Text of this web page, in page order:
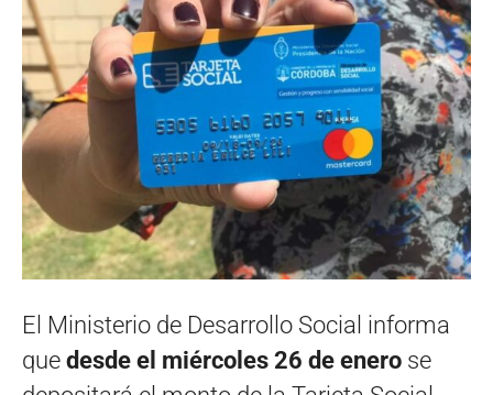
El Ministerio de Desarrollo Social informa
que desde el miércoles 26 de enero se